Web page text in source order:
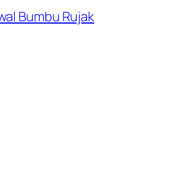
Bumbu Rujak